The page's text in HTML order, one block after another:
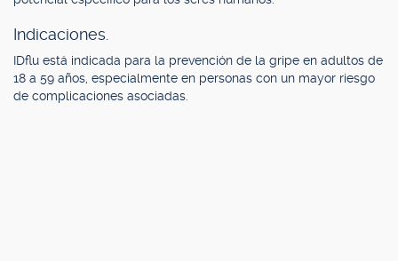
Indicaciones.
IDflu está indicada para la prevención de la gripe en adultos de
18 a 59 años, especialmente en personas con un mayor riesgo
de complicaciones asociadas.